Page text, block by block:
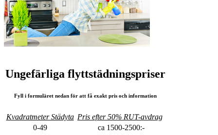
Ungefärliga flyttstädningspriser
Fyll i formuläret nedan för att få exakt pris och information
Kvadratmeter Städyta Pris efter 50% RUT-avdrag
0-49
ca 1500-2500:-